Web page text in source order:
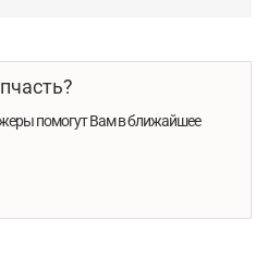
помогут Вам в ближайшее